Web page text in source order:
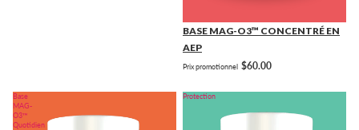
BASE MAG-O3™ CONCENTRÉ EN
AEP
Prix promotionnel $60.00
Base
MAG-
O3™
Quotidien
Protection